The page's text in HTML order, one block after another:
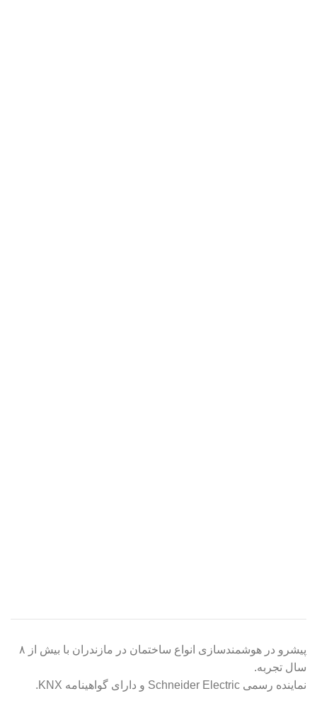
پیشرو در هوشمندسازی انواع ساختمان در مازندران با بیش از ۸
سال تجربه.
نماینده رسمی Schneider Electric و دارای گواهینامه KNX.